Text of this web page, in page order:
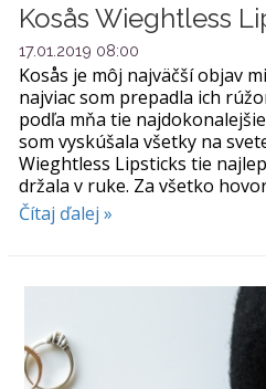
Kosås Wieghtless
17.01.2019 08:00
Kosås je môj najväčší objav
najviac som prepadla ich
podľa mňa tie
som vyskúšala všetky na
Wieghtless Lipsticks tie
držala v ruke. Za všetko
Čítaj ďalej »